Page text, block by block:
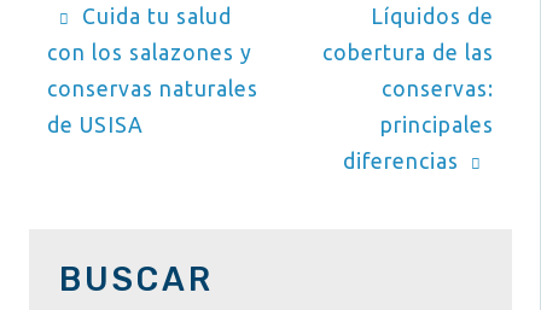
Navegación
de
entradas
Cuida tu salud
con los salazones y
conservas naturales
de USISA
Líquidos de
cobertura de las
conservas:
principales
diferencias
BUSCAR